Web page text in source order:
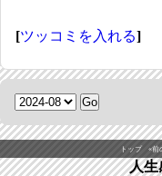
[ツッコミを入れる]
トップ «前
人生